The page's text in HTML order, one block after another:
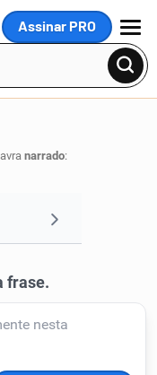
Assinar PRO
MENU
narrado: